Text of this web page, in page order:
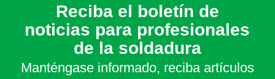
Reciba el boletín de
noticias para profesionales
de la soldadura
Manténgase informado, reciba artículos